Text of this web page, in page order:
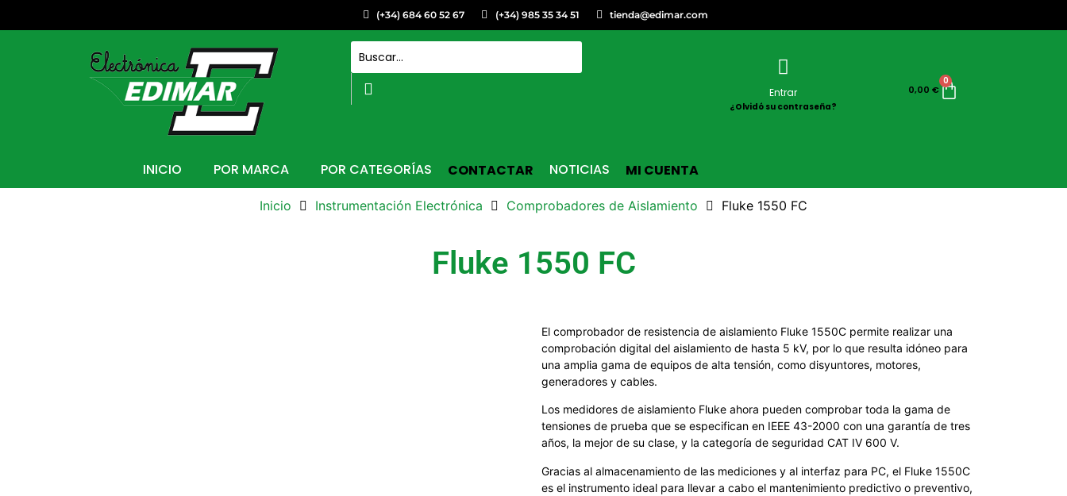
(+34) 684 60 52 67 (+34) 985 35 34 51 tienda@edimar.com
Entrar
¿Olvidó su contraseña?
0,00 €
0
INICIO POR MARCA POR CATEGORÍAS CONTACTAR NOTICIAS MI CUENTA
Inicio Instrumentación Electrónica Comprobadores de Aislamiento Fluke 1550 FC
Fluke 1550 FC
El comprobador de resistencia de aislamiento Fluke 1550C permite realizar una
comprobación digital del aislamiento de hasta 5 kV, por lo que resulta idóneo para
una amplia gama de equipos de alta tensión, como disyuntores, motores,
generadores y cables.
Los medidores de aislamiento Fluke ahora pueden comprobar toda la gama de
tensiones de prueba que se especifican en IEEE 43-2000 con una garantía de tres
años, la mejor de su clase, y la categoría de seguridad CAT IV 600 V.
Gracias al almacenamiento de las mediciones y al interfaz para PC, el Fluke 1550C
es el instrumento ideal para llevar a cabo el mantenimiento predictivo o preventivo,